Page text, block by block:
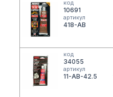
код
10691
артикул
418-AB
код
34055
артикул
11-AB-42.5